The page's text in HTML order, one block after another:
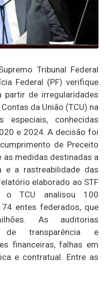
Tribunal Federal
Federal (PF) verifique
de irregularidades
da União (TCU) na
especiais, conhecidas
e 2024. A decisão foi
de Preceito
as medidas destinadas a
e a rastreabilidade das
elaborado ao STF
TCU analisou 100
entes federados, que
As auditorias
de transparência e
financeiras, falhas em
e contratual. Entre as